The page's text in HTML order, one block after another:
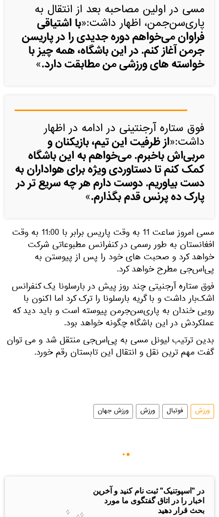
مسی در اولین مصاحبه بعد از انتقال به
پاری‌سن‌جمن، اظهار داشت:«با اشتیاقی
فراوان می‌خواهم دوره جدیدی را در پاریسن
جرمن آغاز کنم. در این باشگاه، همه چیز با
خواسته های ورزشی من مطابقت دارد.»
فوق ستاره آرجنتینی در ادامه در اظهار
داشت:«از ظرفیت این تیم، بازیکنان و
مربی‌اش باخبرم. می‌خواهم به این باشگاه
کمک کنم تا دستاوردی ویژه برای هواداران به
دست بیاوریم. دوست دارم هر چه سریع تر در
پارک ده پرنس قدم بگذارم.»
مسی امروز ساعت 11 به وقت پاریس برابر با 11:00 به وقت
افغانستان به طور رسمی در کنفرانس مطبوعاتی شرکت
خواهد کرد و صحبت های خود را پس از پیوستن به
پی‌اس‌جی مطرح خواهد کرد.
فوق ستاره آرجنیتی چند روز پیش در بارسلونا یک کنفرانس
اشک‌بار داشت و با گریه بارسلونا را ترک کرد اما اکنون با
رویی خندان به پاری‌سن‌جرمن پیوسته است و باید دید که
عملکردش در این باشگاه چگونه خواهد بود.
بدین ترتیب لیونل مسی به پی‌اس‌جی منتقل شد و می توان
گفت مهم ترین نقل و انتقال این تابستان رقم خورد.
ورزش فوتبال ورزش ورزش جهان
در "اسپوتنیک" ثبت نام کنید و آخرین
اخبار را در اتاق گفتگوی ما مورد
بحث قرار دهید